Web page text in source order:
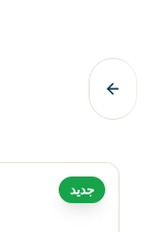
جديد